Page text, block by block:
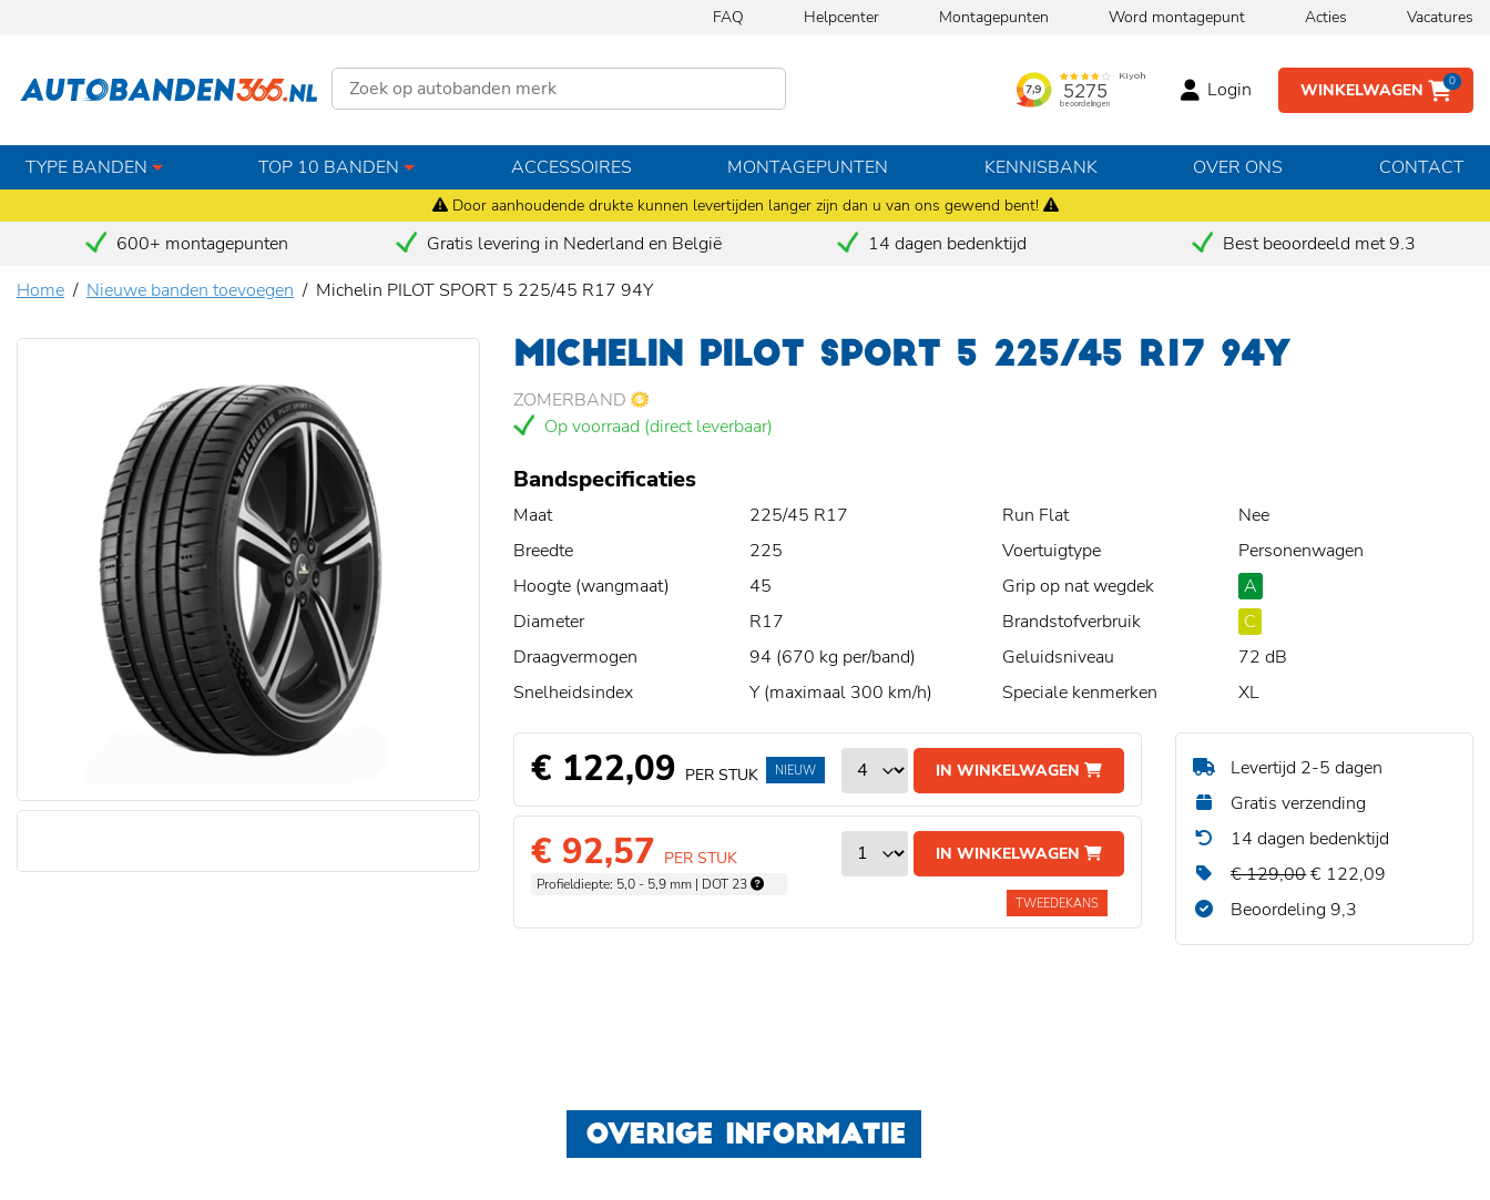
Door aanhoudende drukte kunnen levertijden langer zijn dan u van ons gewend bent!
FAQ Helpcenter Montagepunten Word montagepunt Acties Vacatures
WINKELWAGEN 0
Login
TYPE BANDEN TOP 10 BANDEN ACCESSOIRES MONTAGEPUNTEN KENNISBANK OVER ONS CONTACT
600+ montagepunten Gratis levering in Nederland en België 14 dagen bedenktijd
Best beoordeeld met 9.3
Home
Nieuwe banden toevoegen Michelin PILOT SPORT 5 225/45 R17 94Y
MICHELIN PILOT SPORT 5 225/45 R17 94Y
ZOMERBAND
Op voorraad (direct leverbaar)
Bandspecificaties
Maat
225/45 R17
Breedte
225
Hoogte (wangmaat)
45
Diameter
R17
Draagvermogen
94 (670 kg per/band)
Snelheidsindex
Y (maximaal 300 km/h)
Run Flat
Nee
Voertuigtype
Personenwagen
Grip op nat wegdek
A
Brandstofverbruik
C
Geluidsniveau
72 dB
Speciale kenmerken
XL
€ 122,09 PER STUK IN WINKELWAGEN
NIEUW
€ 92,57 PER STUK
Profieldiepte: 5,0 - 5,9 mm | DOT 23
IN WINKELWAGEN
TWEEDEKANS
Levertijd 2-5 dagen
Gratis verzending
14 dagen bedenktijd
€ 129,00€ 122,09
Beoordeling 9,3
OVERIGE INFORMATIE